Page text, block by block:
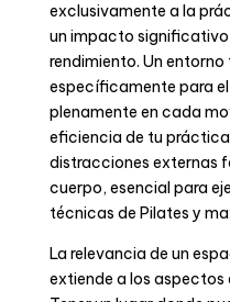
exclusivamente a la
un impacto
rendimiento. Un
específicamente para
plenamente en cada
eficiencia de tu
distracciones externas
cuerpo, esencial para
técnicas de Pilates y
La relevancia de un
extiende a los aspectos